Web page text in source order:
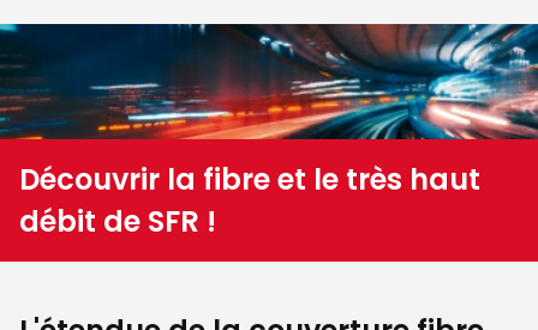
Découvrir la fibre et le très haut
débit de SFR !